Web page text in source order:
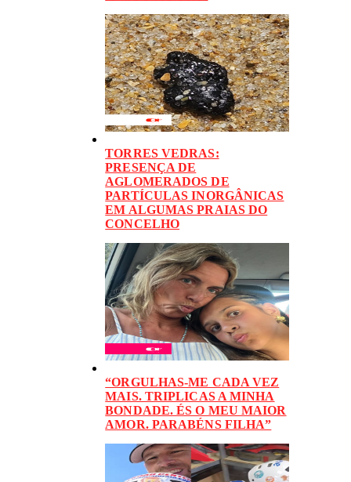
TORRES VEDRAS:
PRESENÇA DE
AGLOMERADOS DE
PARTÍCULAS INORGÂNICAS
EM ALGUMAS PRAIAS DO
CONCELHO
“ORGULHAS-ME CADA VEZ
MAIS. TRIPLICAS A MINHA
BONDADE. ÉS O MEU MAIOR
AMOR. PARABÉNS FILHA”